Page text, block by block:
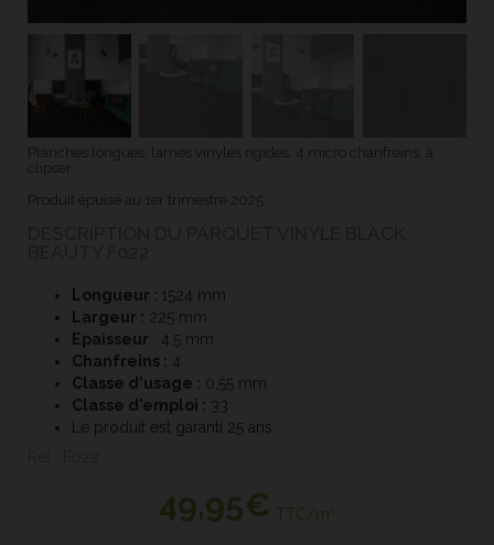
Planches longues, lames vinyles rigides, 4 micro chanfreins, à
clipser
Produit épuisé au 1er trimestre 2025
Longueur : 1524 mm
Largeur : 225 mm
Epaisseur : 4,5 mm
Chanfreins : 4
Classe d'usage : 0,55 mm
Classe d'emploi : 33
Le produit est garanti 25 ans
49,95€ TTC/m²